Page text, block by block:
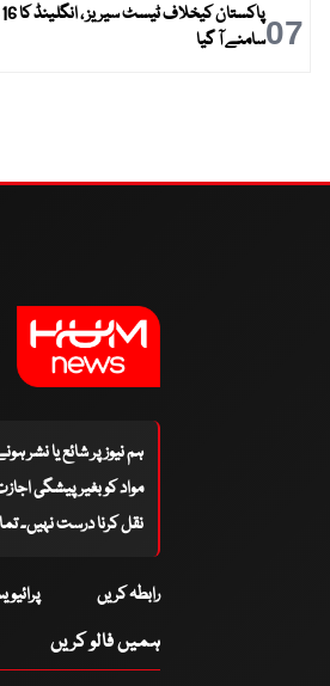
07سامنے آ گیا
ہم نیوز پر شائع یا نشر
مواد کو بغیر پیشگی
نقل کرنا درست نہیں۔
رابطہ کریں
ہمیں فالو کریں